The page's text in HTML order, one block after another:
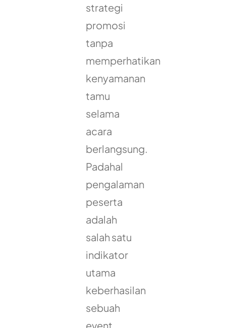
strategi
promosi
tanpa
memperhatikan
kenyamanan
tamu
selama
acara
berlangsung.
Padahal
pengalaman
peserta
adalah
salah satu
indikator
utama
keberhasilan
sebuah
event